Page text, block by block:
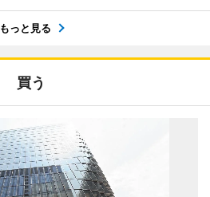
もっと見る
買う